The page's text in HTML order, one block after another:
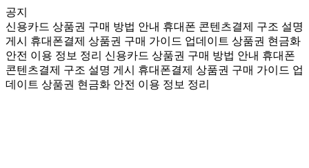
공지
신용카드 상품권 구매 방법 안내 휴대폰 콘텐츠결제 구조 설명
게시
휴대폰결제 상품권 구매 가이드 업데이트 상품권 현금화
안전 이용 정보 정리 신용카드 상품권 구매 방법 안내 휴대폰
콘텐츠결제 구조 설명 게시
휴대폰결제 상품권 구매 가이드 업
데이트 상품권 현금화 안전 이용 정보 정리